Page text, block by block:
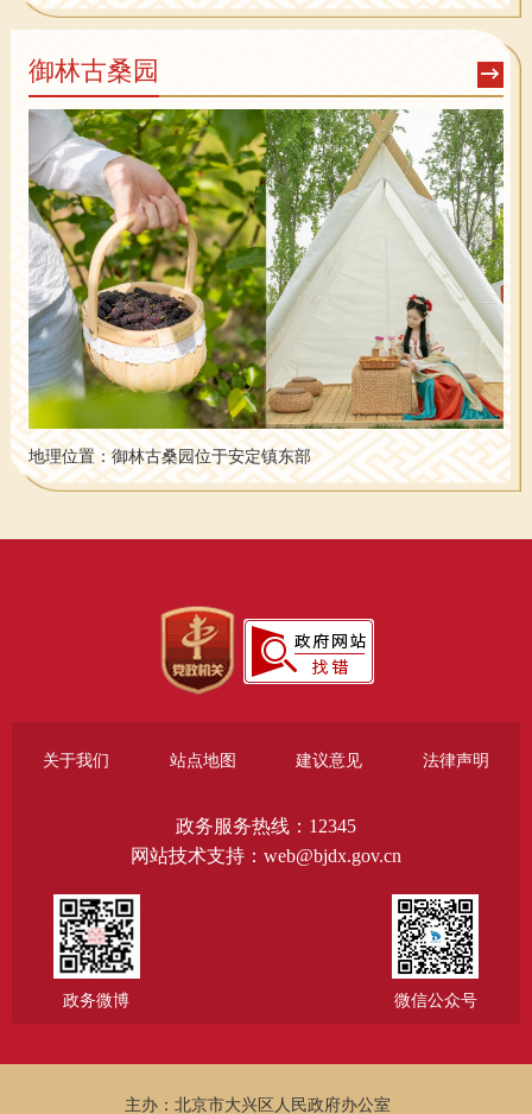
御林古桑园
地理位置：御林古桑园位于安定镇东部
关于我们 站点地图 建议意见 法律声明
政务服务热线：12345
网站技术支持：web@bjdx.gov.cn
政务微博 微信公众号
主办：北京市大兴区人民政府办公室